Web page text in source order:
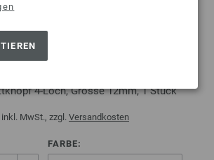
4-Loch 12mm
4-Loch, Grösse 12mm, 1 Stück
inkl. MwSt., zzgl. Versandkosten
FARBE: